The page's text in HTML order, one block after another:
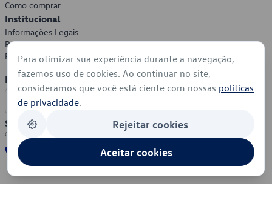
Como comprar
Institucional
Informações Legais
Política de Privacidade
Política de Cookies
Formas de Pagamento
Segurança
Para otimizar sua experiência durante a navegação,
fazemos uso de cookies. Ao continuar no site,
consideramos que você está ciente com nossas políticas
de privacidade.
Rejeitar cookies
Aceitar cookies